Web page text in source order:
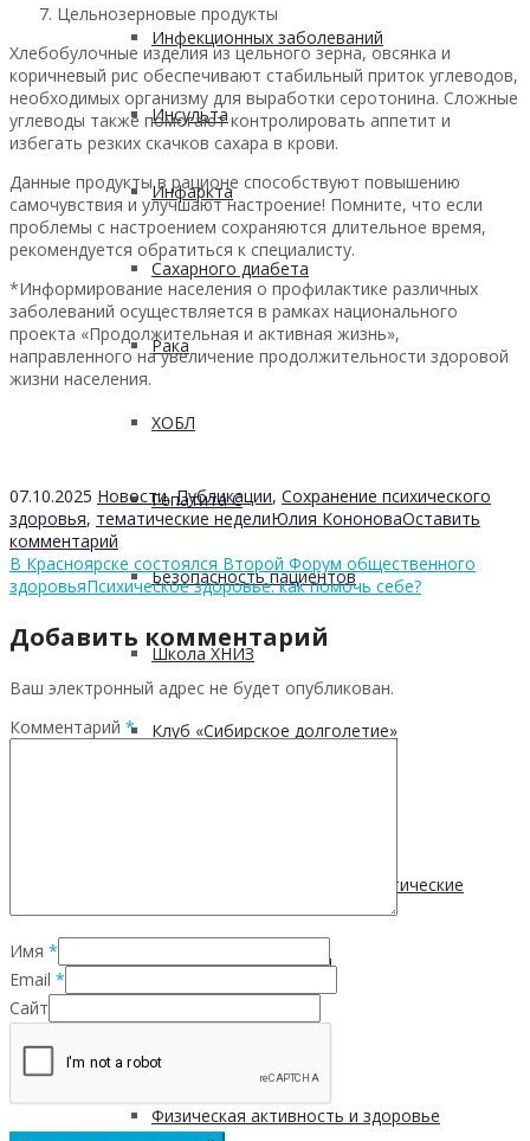
Инфекционных заболеваний
Инсульта
Инфаркта
Сахарного диабета
Рака
ХОБЛ
Гепатита С
Безопасность пациентов
Школа ХНИЗ
Клуб «Сибирское долголетие»
Диспансеризация и профилактические
медицинские осмотры
Физическая активность и здоровье
Цельнозерновые продукты
Хлебобулочные изделия из цельного зерна, овсянка и
коричневый рис обеспечивают стабильный приток углеводов,
необходимых организму для выработки серотонина. Сложные
углеводы также помогают контролировать аппетит и
избегать резких скачков сахара в крови.
Данные продукты в рационе способствуют повышению
самочувствия и улучшают настроение! Помните, что если
проблемы с настроением сохраняются длительное время,
рекомендуется обратиться к специалисту.
*Информирование населения о профилактике различных
заболеваний осуществляется в рамках национального
проекта «Продолжительная и активная жизнь»,
направленного на увеличение продолжительности здоровой
жизни населения.
07.10.2025 Новости,Публикации, Сохранение психического
здоровья, тематические неделиЮлия КононоваОставить
комментарий
В Красноярске состоялся Второй Форум общественного
здоровьяПсихическое здоровье: как помочь себе?
Добавить комментарий
Ваш электронный адрес не будет опубликован.
Комментарий *
Имя *
Email *
Сайт